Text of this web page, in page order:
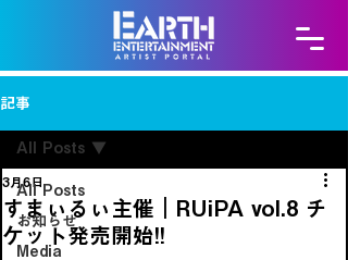
記事
All Posts
お知らせ
Media
All Posts
すまぃるぃ主催｜RUiPA vol.8 チ
ケット発売開始!!
3月6日